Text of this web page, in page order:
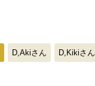
D,Akiさん D,Kikiさん